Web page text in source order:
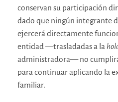
conservan su participación
dado que ningún integrante
ejercerá directamente
entidad —trasladadas a la
administradora— no
para continuar aplicando la
familiar.